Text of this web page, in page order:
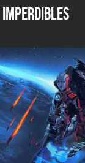
Imperdibles